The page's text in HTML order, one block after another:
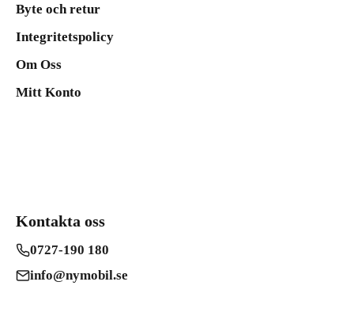
Byte och retur
Integritetspolicy
Om Oss
Mitt Konto
Kontakta oss
0727-190 180
info@nymobil.se